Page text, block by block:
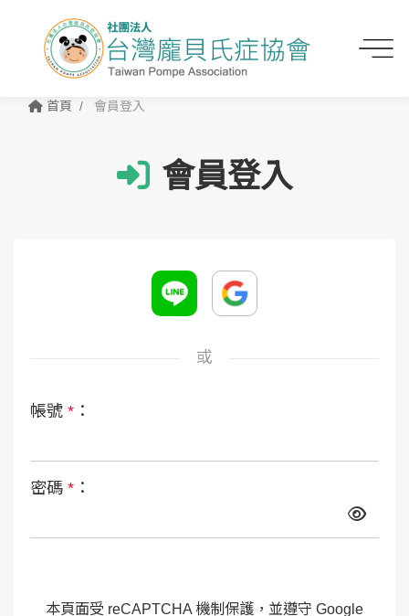
首頁 會員登入
會員登入
或
帳號 * ：
密碼 * ：
本頁面受 reCAPTCHA 機制保護，並遵守 Google